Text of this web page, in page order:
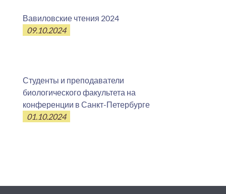
Вавиловские чтения 2024
09.10.2024
Студенты и преподаватели
биологического факультета на
конференции в Санкт-Петербурге
01.10.2024